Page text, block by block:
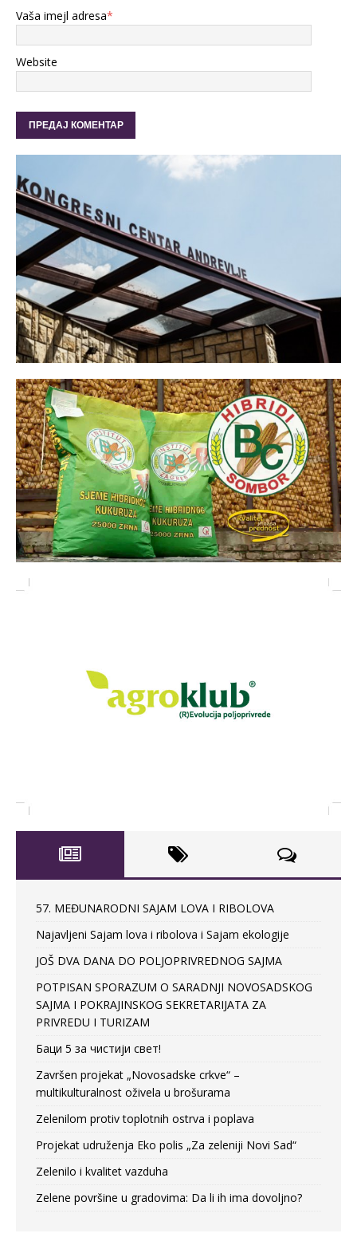
Vaša imejl adresa*
Website
57. MEĐUNARODNI SAJAM LOVA I RIBOLOVA
Najavljeni Sajam lova i ribolova i Sajam ekologije
JOŠ DVA DANA DO POLJOPRIVREDNOG SAJMA
POTPISAN SPORAZUM O SARADNJI NOVOSADSKOG
SAJMA I POKRAJINSKOG SEKRETARIJATA ZA
PRIVREDU I TURIZAM
Баци 5 за чистији свет!
Završen projekat „Novosadske crkve“ –
multikulturalnost oživela u brošurama
Zelenilom protiv toplotnih ostrva i poplava
Projekat udruženja Eko polis „Za zeleniji Novi Sad“
Zelenilo i kvalitet vazduha
Zelene površine u gradovima: Da li ih ima dovoljno?